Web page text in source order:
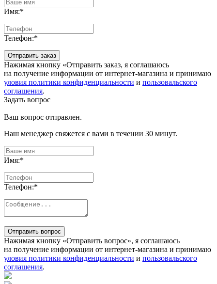
Имя:*
Телефон:*
Отправить заказ
Нажимая кнопку «Отправить заказ, я соглашаюсь
на получение информации от интернет-магазина и принимаю
уловия политики конфиденциальности и пользовальского
соглашения.
Задать вопрос
Ваш вопрос отправлен.
Наш менеджер свяжется с вами в течении 30 минут.
Имя:*
Телефон:*
Отправить вопрос
Нажимая кнопку «Отправить вопрос», я соглашаюсь
на получение информации от интернет-магазина и принимаю
уловия политики конфиденциальности и пользовальского
соглашения.